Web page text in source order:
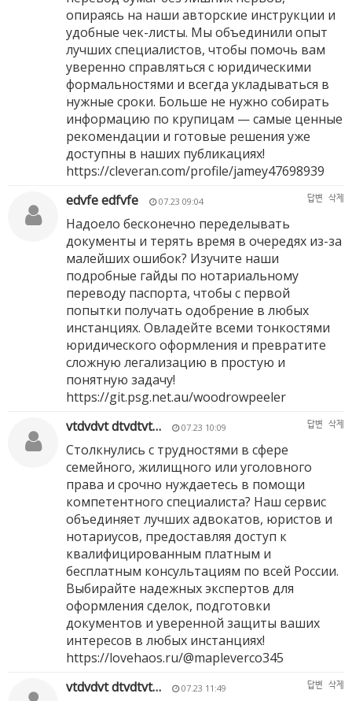
опираясь на наши авторские инструкции и
удобные чек-листы. Мы объединили опыт
лучших специалистов, чтобы помочь вам
уверенно справляться с юридическими
формальностями и всегда укладываться в
нужные сроки. Больше не нужно собирать
информацию по крупицам — самые ценные
рекомендации и готовые решения уже
доступны в наших публикациях!
https://cleveran.com/profile/jamey47698939
edvfe edfvfe
07.23 09:04 답변 삭제
Надоело бесконечно переделывать
документы и терять время в очередях из-за
малейших ошибок? Изучите наши
подробные гайды по нотариальному
переводу паспорта, чтобы с первой
попытки получать одобрение в любых
инстанциях. Овладейте всеми тонкостями
юридического оформления и превратите
сложную легализацию в простую и
понятную задачу!
https://git.psg.net.au/woodrowpeeler
vtdvdvt dtvdtvt…
07.23 10:09 답변 삭제
Столкнулись с трудностями в сфере
семейного, жилищного или уголовного
права и срочно нуждаетесь в помощи
компетентного специалиста? Наш сервис
объединяет лучших адвокатов, юристов и
нотариусов, предоставляя доступ к
квалифицированным платным и
бесплатным консультациям по всей России.
Выбирайте надежных экспертов для
оформления сделок, подготовки
документов и уверенной защиты ваших
интересов в любых инстанциях!
https://lovehaos.ru/@mapleverco345
vtdvdvt dtvdtvt…
07.23 11:49 답변 삭제